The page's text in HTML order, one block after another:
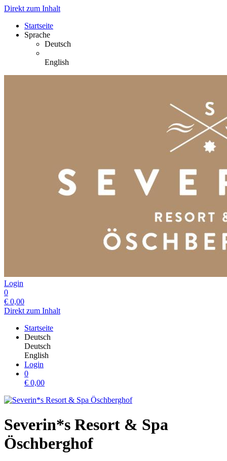
Direkt zum Inhalt
Startseite
Sprache
Deutsch
English
Login
0
€ 0,00
Direkt zum Inhalt
Startseite
Deutsch
Deutsch
English
Login
0
€ 0,00
Severin*s Resort & Spa
Öschberghof